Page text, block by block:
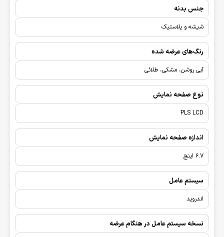
جنس بدنه
شیشه و پلاستیک
رنگ‌های عرضه شده
آبی روشن، مشکی، طلائی
نوع صفحه نمایش
PLS LCD
اندازه صفحه نمایش
6.7 اینچ
سیستم عامل
اندروید
نسخه سیستم عامل در هنگام عرضه